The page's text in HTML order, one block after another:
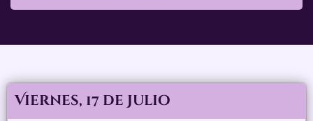
Viernes, 17 de Julio